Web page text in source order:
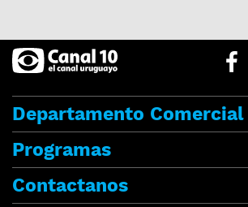
Departamento Comercial
Programas
Contactanos